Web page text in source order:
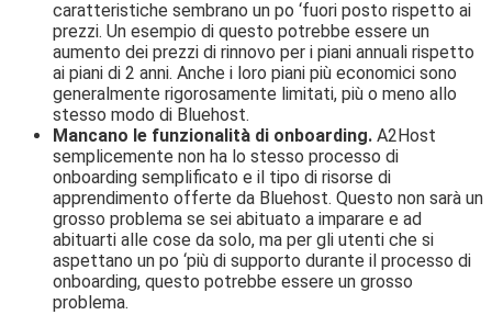
caratteristiche sembrano un po ‘fuori posto rispetto ai
prezzi. Un esempio di questo potrebbe essere un
aumento dei prezzi di rinnovo per i piani annuali rispetto
ai piani di 2 anni. Anche i loro piani più economici sono
generalmente rigorosamente limitati, più o meno allo
stesso modo di Bluehost.
Mancano le funzionalità di onboarding. A2Host
semplicemente non ha lo stesso processo di
onboarding semplificato e il tipo di risorse di
apprendimento offerte da Bluehost. Questo non sarà un
grosso problema se sei abituato a imparare e ad
abituarti alle cose da solo, ma per gli utenti che si
aspettano un po ‘più di supporto durante il processo di
onboarding, questo potrebbe essere un grosso
problema.